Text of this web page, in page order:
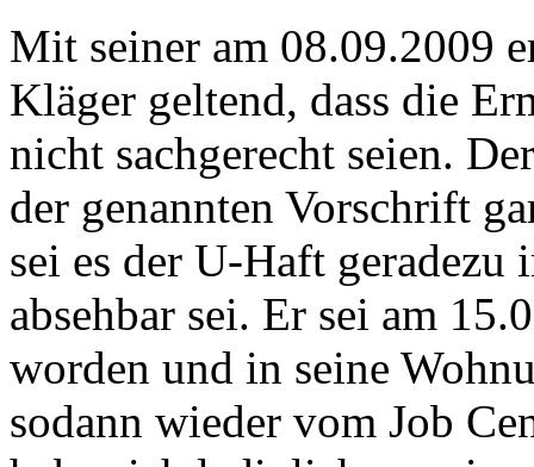
Mit seiner am 08.09.2009
Kläger geltend, dass die
nicht sachgerecht seien.
der genannten Vorschrift
sei es der U-Haft geradezu
absehbar sei. Er sei am
worden und in seine
sodann wieder vom Job